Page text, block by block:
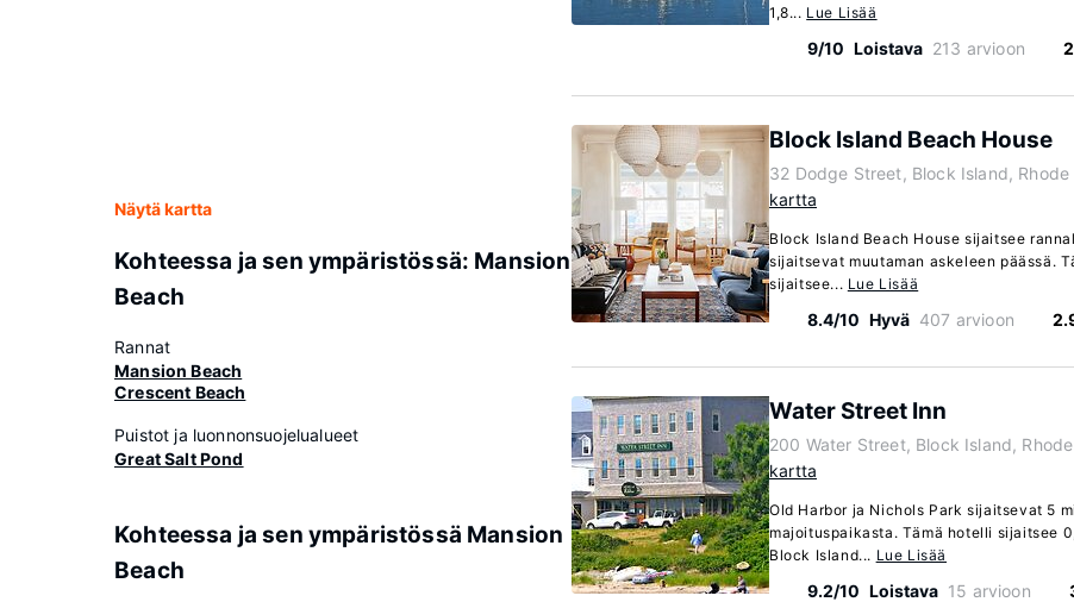
Näytä kartta
Kohteessa ja sen ympäristössä: Mansion
Beach
Rannat
Mansion Beach
Crescent Beach
Puistot ja luonnonsuojelualueet
Great Salt Pond
Kohteessa ja sen ympäristössä Mansion
Beach
1,8... Lue Lisää
9/10 Loistava 213 arvioon
Block Island Beach House
32 Dodge Street, Block Island, Rhode
kartta
Block Island Beach House sijaitsee
sijaitsevat muutaman askeleen päässä.
sijaitsee... Lue Lisää
8.4/10 Hyvä 407 arvioon
Water Street Inn
200 Water Street, Block Island,
kartta
Old Harbor ja Nichols Park sijaitsevat 5
majoituspaikasta. Tämä hotelli sijaitsee
Block Island... Lue Lisää
9.2/10 Loistava 15 arvioon